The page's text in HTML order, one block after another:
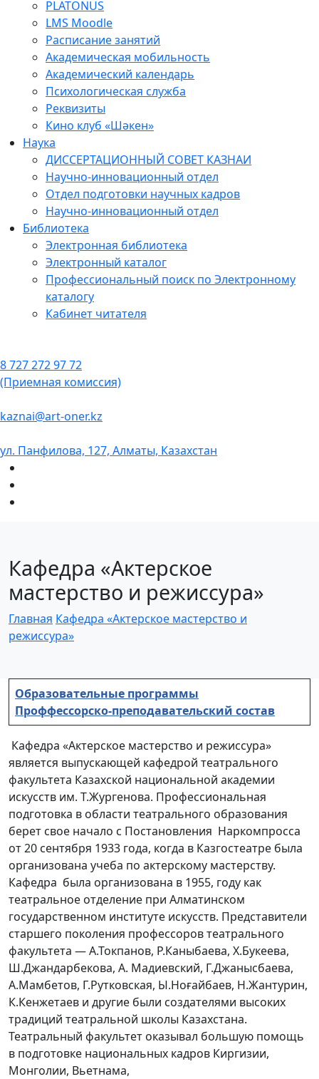
PLATONUS
LMS Moodle
Расписание занятий
Академическая мобильность
Академический календарь
Психологическая служба
Реквизиты
Кино клуб «Шәкен»
Наука
ДИССЕРТАЦИОННЫЙ СОВЕТ КАЗНАИ
Научно-инновационный отдел
Отдел подготовки научных кадров
Научно-инновационный отдел
Библиотека
Электронная библиотека
Электронный каталог
Профессиональный поиск по Электронному
каталогу
Кабинет читателя
8 727 272 97 72
(Приемная комиссия)
kaznai@art-oner.kz
ул. Панфилова, 127, Алматы, Казахстан
Кафедра «Актерское
мастерство и режиссура»
Главная Кафедра «Актерское мастерство и
режиссура»
Образовательные программы
Проффессорско-преподавательский состав
Кафедра «Актерское мастерство и режиссура»
является выпускающей кафедрой театрального
факультета Казахской национальной академии
искусств им. Т.Жургенова. Профессиональная
подготовка в области театрального образования
берет свое начало с Постановления Наркомпросса
от 20 сентября 1933 года, когда в Казгостеатре была
организована учеба по актерскому мастерству.
Кафедра была организована в 1955, году как
театральное отделение при Алматинском
государственном институте искусств. Представители
старшего поколения профессоров театрального
факультета — А.Токпанов, Р.Каныбаева, Х.Букеева,
Ш.Джандарбекова, А. Мадиевский, Г.Джанысбаева,
А.Мамбетов, Г.Рутковская, Ы.Ноғайбаев, Н.Жантурин,
К.Кенжетаев и другие были создателями высоких
традиций театральной школы Казахстана.
Театральный факультет оказывал большую помощь
в подготовке национальных кадров Киргизии,
Монголии, Вьетнама,